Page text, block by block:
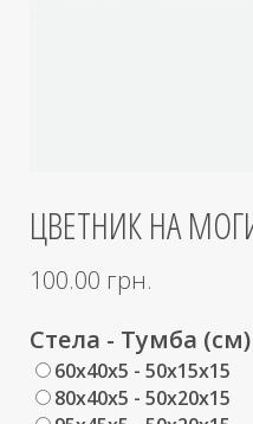
ЦВЕТНИК НА
100.00 грн.
Стела - Тумба (см)
60x40x5 - 50x15x15
80x40x5 - 50x20x15